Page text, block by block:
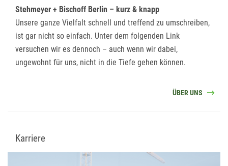
Stehmeyer + Bischoff Berlin – kurz & knapp
Unsere ganze Vielfalt schnell und treffend zu umschreiben,
ist gar nicht so einfach. Unter dem folgenden Link
versuchen wir es dennoch – auch wenn wir dabei,
ungewohnt für uns, nicht in die Tiefe gehen können.
ÜBER UNS
Karriere